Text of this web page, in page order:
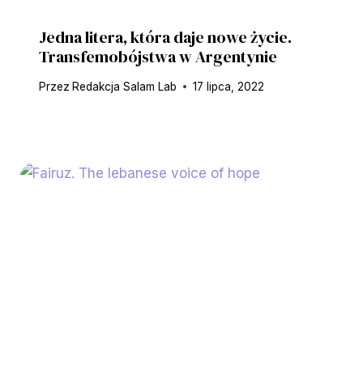
Jedna litera, która daje nowe życie.
Transfemobójstwa w Argentynie
Przez Redakcja Salam Lab 17 lipca, 2022